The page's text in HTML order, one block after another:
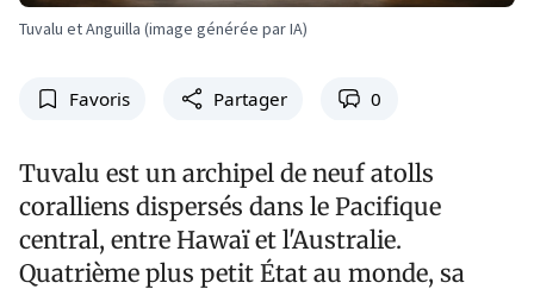
Tuvalu et Anguilla (image générée par IA)
Favoris Partager 0
Tuvalu est un archipel de neuf atolls
coralliens dispersés dans le Pacifique
central, entre Hawaï et l'Australie.
Quatrième plus petit État au monde, sa